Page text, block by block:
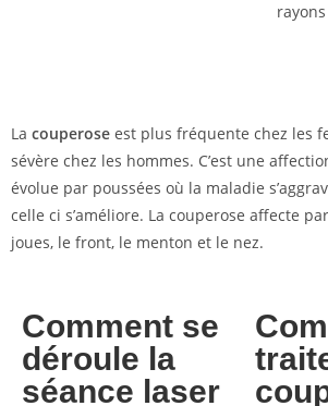
La couperose est plus fréquente chez les
sévère chez les hommes. C’est une
évolue par poussées où la maladie
celle ci s’améliore. La couperose affecte
joues, le front, le menton et le nez.
Comment se
déroule la
séance laser